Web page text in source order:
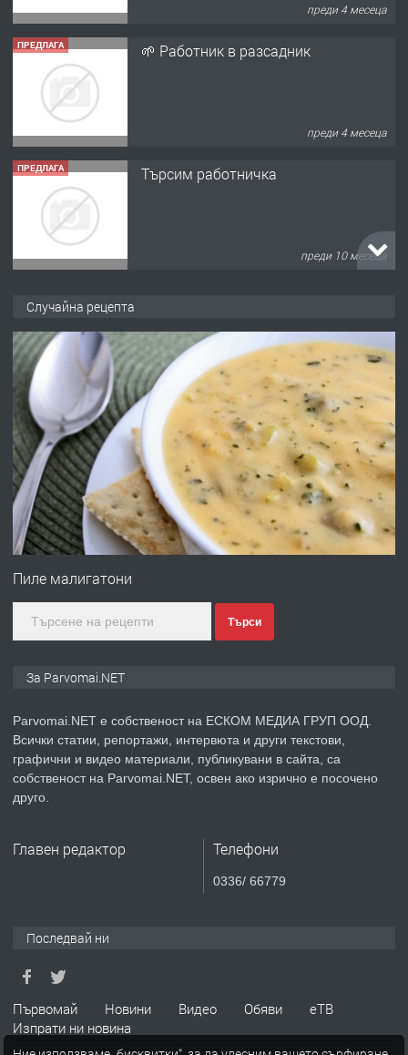
преди 4 месеца
ПРЕДЛАГА 🌱 Работник в разсадник
преди 4 месеца
ПРЕДЛАГА Търсим работничка
преди 10 месеца
преди 1 година
ПРЕДЛАГА Работа за общи работници
преди 1 година
ПРЕДЛАГА
Първи поход "По стъпките на Ангел
преди 1 година
ПРЕДЛАГА Уроци по Математика
ТЪРСИ Търсим работник
Случайна рецепта
Пиле малигатони
Търси
За Parvomai.NET
Parvomai.NET е собственост на ЕСКОМ МЕДИА ГРУП ООД.
Всички статии, репортажи, интервюта и други текстови,
графични и видео материали, публикувани в сайта, са
собственост на Parvomai.NET, освен ако изрично е посочено
друго.
Главен редактор Телефони
0336/ 66779
Последвай ни
Първомай Новини Видео Обяви
еТВ
Изпрати ни новина